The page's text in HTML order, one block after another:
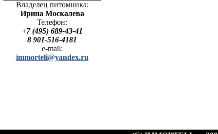
Владелец питомника:
Ирина Москалева
Телефон:
+7 (495) 689-43-41
8 901-516-4181
e-mail:
immorteli@yandex.ru